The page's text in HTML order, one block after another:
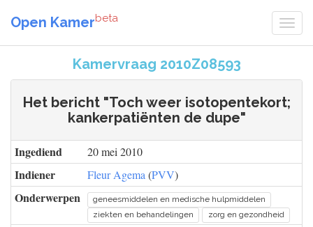
Open Kamerbeta
Kamervraag 2010Z08593
Het bericht "Toch weer isotopentekort;
kankerpatiënten de dupe"
Ingediend 20 mei 2010
Indiener Fleur Agema (PVV)
Onderwerpen
geneesmiddelen en medische hulpmiddelen
ziekten en behandelingen
zorg en gezondheid